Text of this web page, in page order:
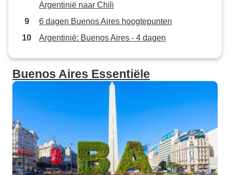
Argentinië naar Chili
6 dagen Buenos Aires hoogtepunten
Argentinië: Buenos Aires - 4 dagen
Buenos Aires Essentiële